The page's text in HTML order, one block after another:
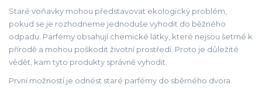
Staré voňavky mohou představovat ekologický problém,
pokud se je rozhodneme jednoduše vyhodit do běžného
odpadu. Parfémy obsahují chemické látky, které nejsou šetrné k
přírodě a mohou poškodit životní prostředí. Proto je důležité
vědět, kam tyto produkty správně vyhodit.
První možností je odnést staré parfémy do sběrného dvora.